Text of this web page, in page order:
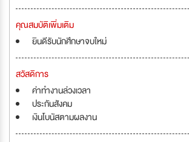
คุณสมบัติเพิ่มเติม
ยินดีรับนักศึกษาจบใหม่
สวัสดิการ
ค่าทำงานล่วงเวลา
ประกันสังคม
เงินโบนัสตามผลงาน